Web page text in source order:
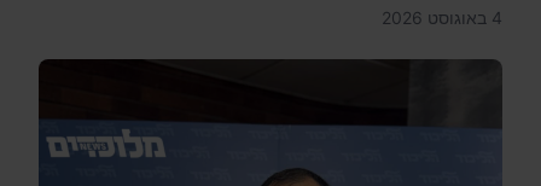
4 באוגוסט 2026